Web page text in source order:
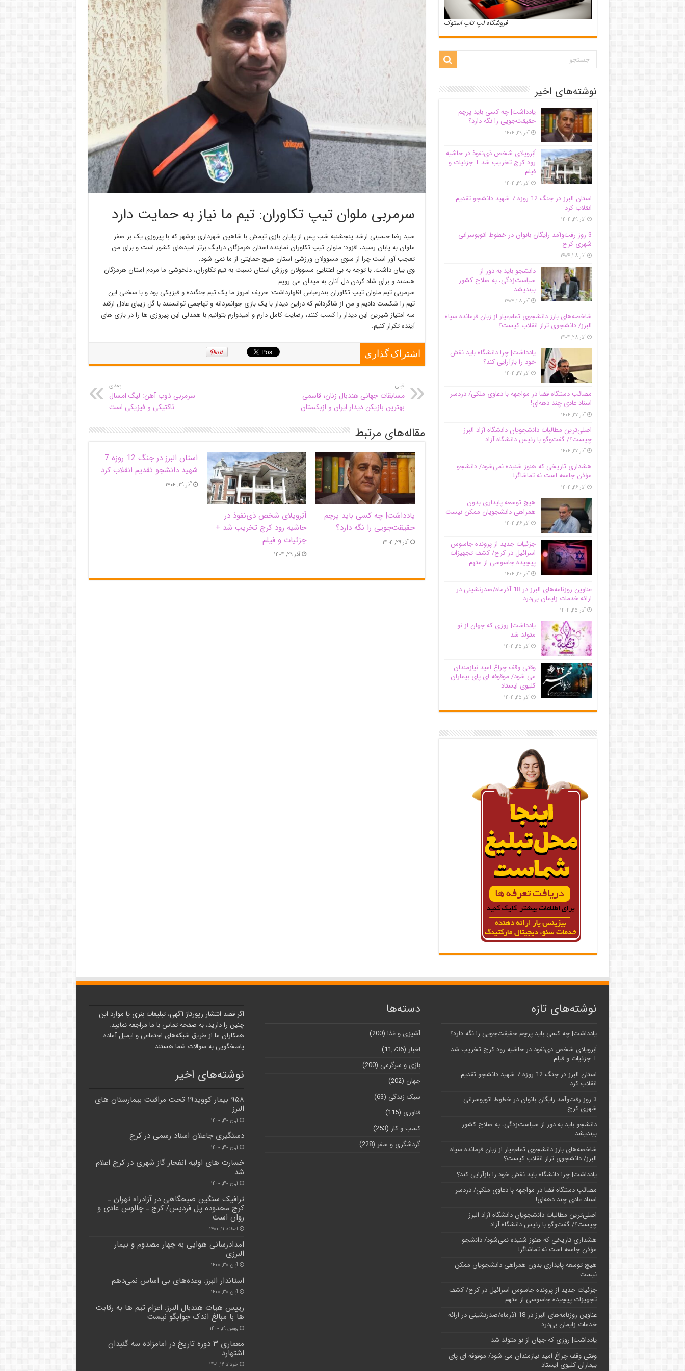
سرمربی ملوان تیپ تکاوران: تیم ما نیاز به حمایت دارد
سید رضا حسینی ارشد پنجشنبه شب پس از پایان بازی تیمش با شاهین شهرداری بوشهر که با پیروزی یک بر صفر
ملوان به پابان رسید، افزود: ملوان تیپ تکاوران نماینده استان هرمزگان درلیگ برتر امیدهای کشور است و برای من
تعجب آور است چرا از سوی مسوولان ورزشی استان هیچ حمایتی از ما نمی شود.
وی بیان داشت: با توجه به بی اعتنایی مسوولان ورزش استان نسبت به تیم تکاوران، دلخوشی ما مردم استان هرمزگان
هستند و برای شاد کردن دل آنان به میدان می رویم.
سرمربی تیم ملوان تیپ تکاوران بندرعباس اظهارداشت: حریف امروز ما یک تیم جنگنده و فیزیکی بود و با سختی این
تیم را شکست دادیم و من از شاگردانم که دراین دیدار با یک بازی جوانمردانه و تهاجمی توانستند با گل زیبای عادل ارقند
سه امتیاز شیرین این دیدار را کسب کنند، رضایت کامل دارم و امیدوارم بتوانیم با همدلی این پیروزی ها را در بازی های
آینده تکرار کنیم.
اشتراک گذاری
قبلی
مسابقات جهانی هندبال زنان؛ قاسمی
بهترین بازیکن دیدار ایران و ازبکستان
بعدی
سرمربی ذوب آهن: لیگ امسال
تاکتیکی و فیزیکی است
مقاله‌های مرتبط
یادداشت| ‌چه کسی باید پرچم
حقیقت‌جویی را نگه دارد؟
آذر ۲۹, ۱۴۰۴
اَبَر‌ویلای شخص ذی‌نفوذ در
حاشیه‌ رود کرج تخریب شد +
جزئیات و فیلم
آذر ۲۹, ۱۴۰۴
استان البرز در جنگ 12 روزه 7
شهید دانشجو تقدیم انقلاب کرد
آذر ۲۹, ۱۴۰۴
فروشگاه لپ تاپ استوک
نوشته‌های اخیر
یادداشت| ‌چه کسی باید پرچم
حقیقت‌جویی را نگه دارد؟
آذر ۲۹, ۱۴۰۴
اَبَر‌ویلای شخص ذی‌نفوذ در حاشیه‌
رود کرج تخریب شد + جزئیات و
فیلم
آذر ۲۹, ۱۴۰۴
استان البرز در جنگ 12 روزه 7 شهید دانشجو تقدیم
انقلاب کرد
آذر ۲۹, ۱۴۰۴
3 روز رفت‌وآمد رایگان بانوان در خطوط اتوبوسرانی
شهری کرج
آذر ۲۸, ۱۴۰۴
دانشجو باید به دور از
سیاست‌زدگی، به صلاح کشور
بیندیشد
آذر ۲۸, ۱۴۰۴
شاخصه‌های بارز دانشجوی تمام‌عیار از زبان فرمانده سپاه
البرز/ دانشجوی تراز انقلاب کیست؟
آذر ۲۸, ۱۴۰۴
یادداشت| چرا دانشگاه باید نقش
خود را بازآرایی کند؟
آذر ۲۷, ۱۴۰۴
مصائب دستگاه قضا در مواجهه با دعاوی ملکی/ دردسر
اسناد عادی چند‌ دهه‌ای!
آذر ۲۷, ۱۴۰۴
اصلی‌ترین مطالبات دانشجویان دانشگاه آزاد البرز
چیست؟/ گفت‌وگو با رئیس دانشگاه آز‌اد
آذر ۲۷, ۱۴۰۴
هشداری تاریخی که هنوز شنیده نمی‌شود/ دانشجو
مؤذن جامعه است نه تماشاگر!
آذر ۲۶, ۱۴۰۴
هیچ توسعه پایداری بدون
همراهی دانشجویان ممکن نیست
آذر ۲۶, ۱۴۰۴
جزئیات جدید از پرونده جاسوس
اسرائیل در کرج/‌ کشف تجهیزات
پیچیده جاسوسی از متهم
آذر ۲۶, ۱۴۰۴
عناوین روزنامه‌های البرز در ‌18 آذرماه/صدرنشینی در
ارائه خدمات زایمان بی‌درد
آذر ۲۵, ۱۴۰۴
یادداشت| روزی که جهان از نو
متولد شد
آذر ۲۵, ۱۴۰۴
وقتی وقف چراغ امید نیازمندان
می شود/ موقوفه ای پای بیماران
کلیوی ایستاد
آذر ۲۵, ۱۴۰۴
نوشته‌های تازه
یادداشت| ‌چه کسی باید پرچم حقیقت‌جویی را نگه دارد؟
اَبَر‌ویلای شخص ذی‌نفوذ در حاشیه‌ رود کرج تخریب شد
+ جزئیات و فیلم
استان البرز در جنگ 12 روزه 7 شهید دانشجو تقدیم
انقلاب کرد
3 روز رفت‌وآمد رایگان بانوان در خطوط اتوبوسرانی
شهری کرج
دانشجو باید به دور از سیاست‌زدگی، به صلاح کشور
بیندیشد
شاخصه‌های بارز دانشجوی تمام‌عیار از زبان فرمانده سپاه
البرز/ دانشجوی تراز انقلاب کیست؟
یادداشت| چرا دانشگاه باید نقش خود را بازآرایی کند؟
مصائب دستگاه قضا در مواجهه با دعاوی ملکی/ دردسر
اسناد عادی چند‌ دهه‌ای!
اصلی‌ترین مطالبات دانشجویان دانشگاه آزاد البرز
چیست؟/ گفت‌وگو با رئیس دانشگاه آز‌اد
هشداری تاریخی که هنوز شنیده نمی‌شود/ دانشجو
مؤذن جامعه است نه تماشاگر!
هیچ توسعه پایداری بدون همراهی دانشجویان ممکن
نیست
جزئیات جدید از پرونده جاسوس اسرائیل در کرج/‌ کشف
تجهیزات پیچیده جاسوسی از متهم
عناوین روزنامه‌های البرز در ‌18 آذرماه/صدرنشینی در ارائه
خدمات زایمان بی‌درد
یادداشت| روزی که جهان از نو متولد شد
وقتی وقف چراغ امید نیازمندان می شود/ موقوفه ای پای
بیماران کلیوی ایستاد
دسته‌ها
آشپزی و غذا (200)
اخبار (11,736)
بازی و سرگرمی (200)
جهان (202)
سبک زندگی (63)
فناوری (115)
کسب و کار (253)
گردشگری و سفر (228)
اگر قصد انتشار رپورتاژ آگهی، تبلیغات بنری یا موارد این
چنین را دارید، به صفحه تماس با ما مراجعه نمایید.
همکاران ما از طریق شبکه‌های اجتماعی و ایمیل آماده
پاسخگویی به سوالات شما هستند.
نوشته‌های اخیر
۹۵۸ بیمار کووید۱۹ تحت مراقبت بیمارستان های
البرز
آبان ۳۰, ۱۴۰۰
دستگیری جاعلان اسناد رسمی در کرج
آبان ۳۰, ۱۴۰۰
خسارت های اولیه انفجار گاز شهری در کرج اعلام
شد
آبان ۳۰, ۱۴۰۰
ترافیک سنگین صبحگاهی در آزادراه تهران ـ
کرج محدوده پل فردیس/ کرج ـ چالوس عادی و
روان است
اسفند ۱۱, ۱۴۰۰
امدادرسانی هوایی به چهار مصدوم و بیمار
البرزی
آبان ۳۰, ۱۴۰۰
استاندار البرز: وعده‌های بی اساس نمی‌دهم
آبان ۳۰, ۱۴۰۰
رییس هیات هندبال البرز: اعزام تیم ها به رقابت
ها با مبالغ اندک جوابگو نیست
بهمن ۱۹, ۱۴۰۰
معماری ۳ دوره تاریخ در امامزاده سه گنبدان
اشتهارد
خرداد ۱۶, ۱۴۰۱